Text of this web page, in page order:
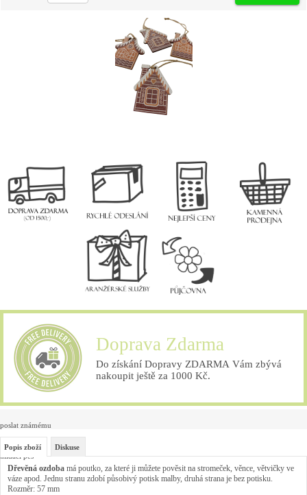
Doprava Zdarma
Do získání Dopravy ZDARMA Vám zbývá
nakoupit ještě za 1000 Kč.
poslat známému
hlídací pes
Popis zboží Diskuse
Dřevěná ozdoba má poutko, za které ji můžete pověsit na stromeček, věnce, větvičky ve
váze apod. Jednu stranu zdobí působivý potisk malby, druhá strana je bez potisku.
Rozměr: 57 mm